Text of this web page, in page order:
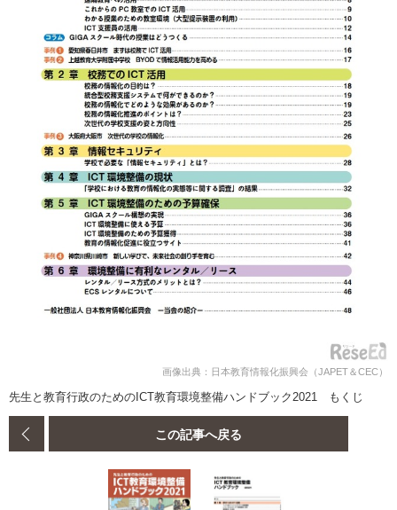
画像出典：日本教育情報化振興会（JAPET＆CEC）
先生と教育行政のためのICT教育環境整備ハンドブック2021 もくじ
この記事へ戻る